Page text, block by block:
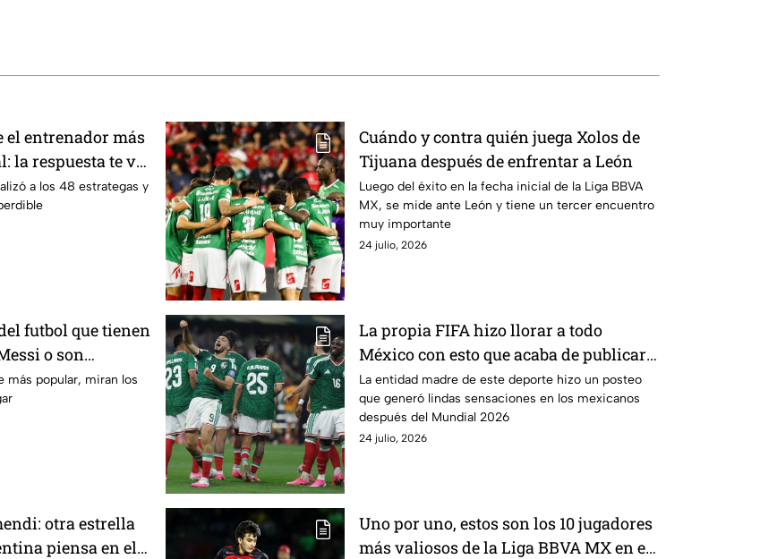
el entrenador más
la respuesta te va
a los 48 estrategas y
Cuándo y contra quién juega Xolos de
Tijuana después de enfrentar a León
Luego del éxito en la fecha inicial de la Liga BBVA
MX, se mide ante León y tiene un tercer encuentro
muy importante
24 julio, 2026
futbol que tienen
o son
retirados
más popular, miran los
La propia FIFA hizo llorar a todo
México con esto que acaba de publicar
sobre la Selección
La entidad madre de este deporte hizo un posteo
que generó lindas sensaciones en los mexicanos
después del Mundial 2026
24 julio, 2026
otra estrella
piensa en el
Uno por uno, estos son los 10 jugadores
más valiosos de la Liga BBVA MX en el